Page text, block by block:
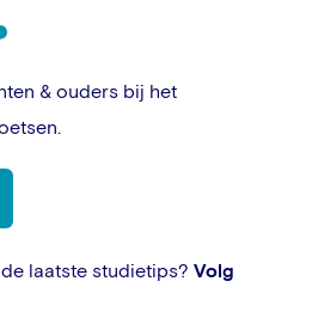
& ouders bij het
laatste studietips? Volg